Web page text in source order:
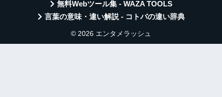
無料Webツール集 - WAZA TOOLS
言葉の意味・違い解説 - コトバの違い辞典
© 2026 エンタメラッシュ